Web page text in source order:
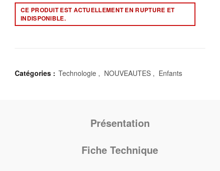
CE PRODUIT EST ACTUELLEMENT EN RUPTURE ET
INDISPONIBLE.
Catégories : Technologie , NOUVEAUTES , Enfants
Présentation
Fiche Technique